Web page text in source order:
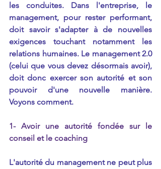
les conduites. Dans l'entreprise, le
management, pour rester performant,
doit savoir s'adapter à de nouvelles
exigences touchant notamment les
relations humaines. Le management 2.0
(celui que vous devez désormais avoir),
doit donc exercer son autorité et son
pouvoir d'une nouvelle manière.
Voyons comment.
1- Avoir une autorité fondée sur le
conseil et le coaching
L'autorité du management ne peut plus